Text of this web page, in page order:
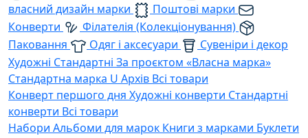
власний дизайн марки
Поштові марки
Конверти
Філателія (Колекціонування)
Паковання
Одяг і аксесуари
Сувеніри і декор
Художні Стандартні За проєктом «Власна марка»
Стандартна марка U Архів Всі товари
Конверт першого дня Художні конверти Стандартні
конверти Всі товари
Набори Альбоми для марок Книги з марками Буклети